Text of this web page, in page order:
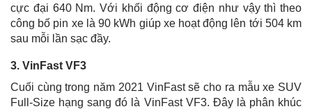
cực đại 640 Nm. Với khối động cơ điện như vậy thì theo
công bố pin xe là 90 kWh giúp xe hoạt động lên tới 504 km
sau mỗi lần sạc đầy.
3. VinFast VF3
Cuối cùng trong năm 2021 VinFast sẽ cho ra mẫu xe SUV
Full-Size hạng sang đó là VinFast VF3. Đây là phân khúc